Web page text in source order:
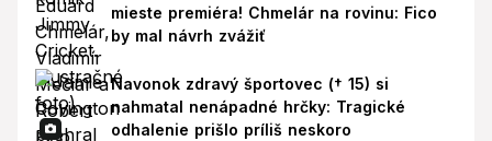
mieste premiéra! Chmelár na rovinu: Fico
by mal návrh zvážiť
Navonok zdravý športovec († 15) si
nahmatal nenápadné hrčky: Tragické
odhalenie prišlo príliš neskoro